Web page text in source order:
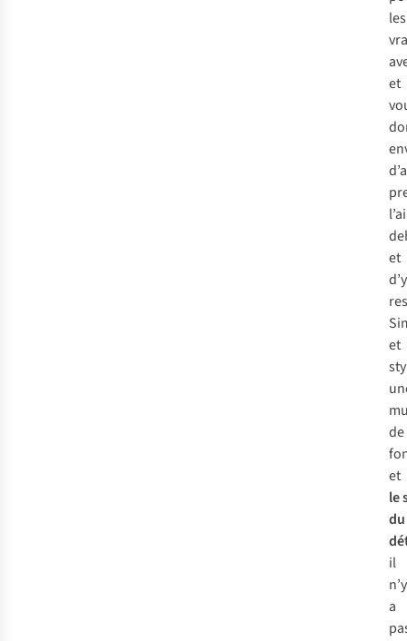
les
et
et
d’y
et
de
et
le
du
il
n’y
a